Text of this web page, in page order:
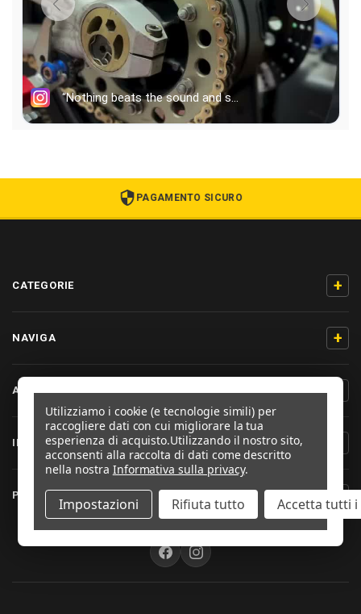
PAGAMENTO SICURO
CATEGORIE +
NAVIGA +
AIUTO & CONTATTO
INFORMAZIONI PRODOTTO
PRO-BOLT ITALIA +
SEGUICI
Utilizziamo i cookie (e tecnologie simili) per
raccogliere dati con cui migliorare la tua
esperienza di acquisto.Utilizzando il nostro sito,
acconsenti alla raccolta di dati come descritto
nella nostra Informativa sulla privacy.
Impostazioni Rifiuta tutto Accetta tutti